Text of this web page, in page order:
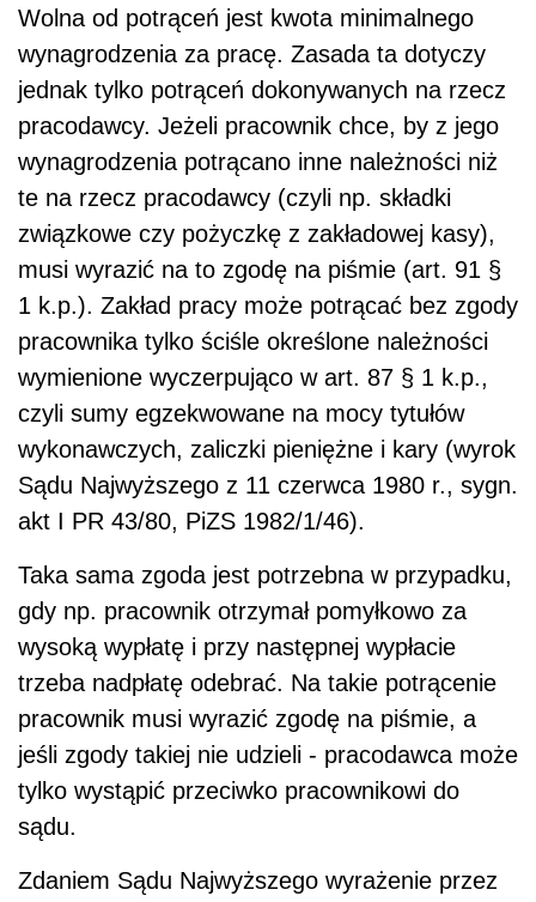
Wolna od potrąceń jest kwota minimalnego
wynagrodzenia za pracę. Zasada ta dotyczy
jednak tylko potrąceń dokonywanych na rzecz
pracodawcy. Jeżeli pracownik chce, by z jego
wynagrodzenia potrącano inne należności niż
te na rzecz pracodawcy (czyli np. składki
związkowe czy pożyczkę z zakładowej kasy),
musi wyrazić na to zgodę na piśmie (art. 91 §
1 k.p.). Zakład pracy może potrącać bez zgody
pracownika tylko ściśle określone należności
wymienione wyczerpująco w art. 87 § 1 k.p.,
czyli sumy egzekwowane na mocy tytułów
wykonawczych, zaliczki pieniężne i kary (wyrok
Sądu Najwyższego z 11 czerwca 1980 r., sygn.
akt I PR 43/80, PiZS 1982/1/46).
Taka sama zgoda jest potrzebna w przypadku,
gdy np. pracownik otrzymał pomyłkowo za
wysoką wypłatę i przy następnej wypłacie
trzeba nadpłatę odebrać. Na takie potrącenie
pracownik musi wyrazić zgodę na piśmie, a
jeśli zgody takiej nie udzieli - pracodawca może
tylko wystąpić przeciwko pracownikowi do
sądu.
Zdaniem Sądu Najwyższego wyrażenie przez